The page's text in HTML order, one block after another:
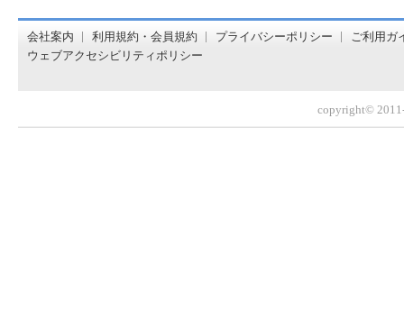
会社案内 利用規約・会員規約 プライバシーポリシー
ご利用ガ
ウェブアクセシビリティポリシー
copyright©